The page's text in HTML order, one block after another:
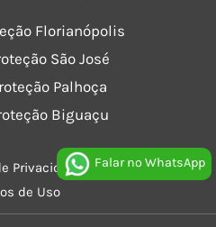
Florianópolis
São José
Palhoça
Biguaçu
Privacidade
de Uso
Falar no WhatsApp